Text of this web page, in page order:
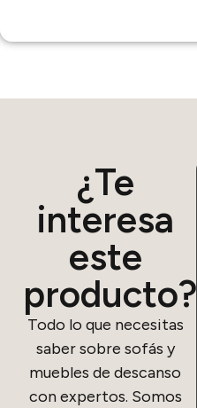
¿Te
interesa
este
producto?
Todo lo que necesitas
saber sobre sofás y
muebles de descanso
con expertos. Somos